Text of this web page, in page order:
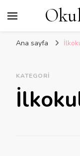
Ana sayfa
KATEGORI